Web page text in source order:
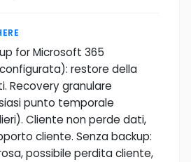
for Microsoft 365
restore della
Recovery granulare
punto temporale
Cliente non perde dati,
cliente. Senza backup:
possibile perdita cliente,